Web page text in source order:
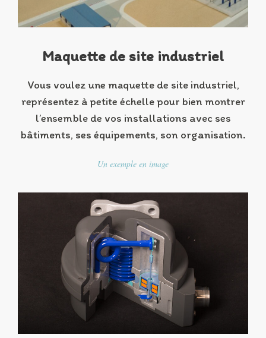
Maquette de site industriel
Vous voulez une maquette de site industriel,
représentez à petite échelle pour bien montrer
l’ensemble de vos installations avec ses
bâtiments, ses équipements, son organisation.
Un exemple en image